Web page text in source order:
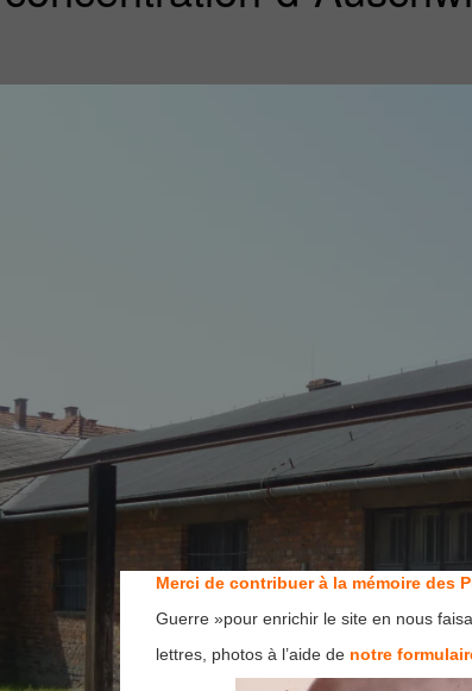
Merci de contribuer à la mémoire des
Guerre »pour enrichir le site en nous
lettres, photos à l’aide de notre